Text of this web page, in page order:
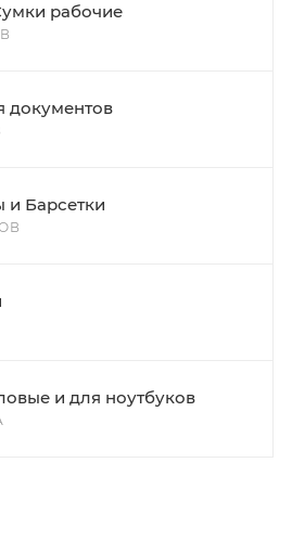
рабочие
документов
Барсетки
и для ноутбуков